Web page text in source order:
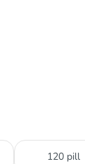
120 pill